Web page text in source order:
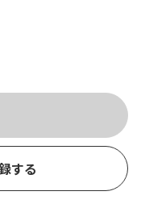
する